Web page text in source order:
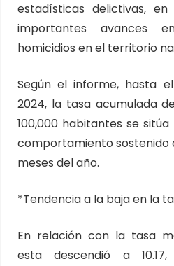
estadísticas delictivas,
importantes avances
homicidios en el territorio
Según el informe, hasta
2024, la tasa acumulada
100,000 habitantes se
comportamiento sostenido
meses del año.
*Tendencia a la baja en la
En relación con la tasa
esta descendió a